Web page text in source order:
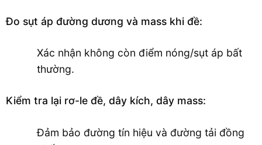
Đo sụt áp đường dương và mass khi đề:
Xác nhận không còn điểm nóng/sụt áp bất
thường.
Kiểm tra lại rơ-le đề, dây kích, dây mass:
Đảm bảo đường tín hiệu và đường tải đồng